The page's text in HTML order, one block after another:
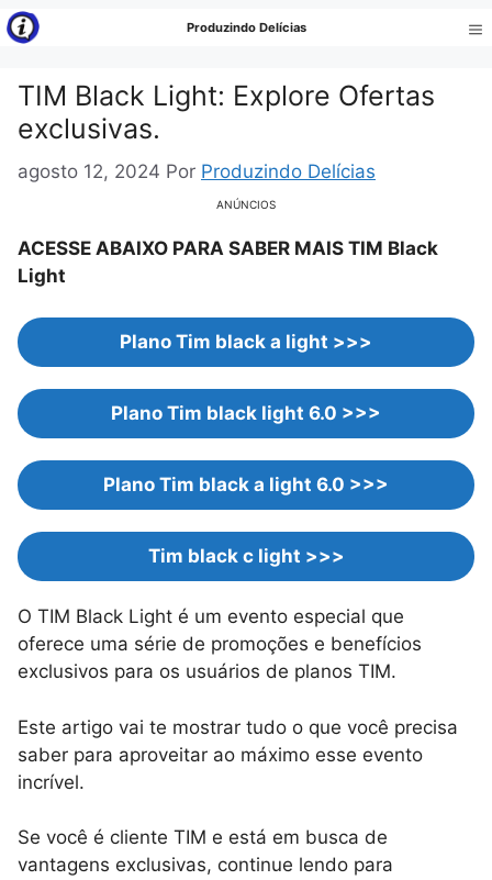
Pular
para
conteúdo
Produzindo Delícias
TIM Black Light: Explore Ofertas
exclusivas.
agosto 12, 2024 Por Produzindo Delícias
ANÚNCIOS
ACESSE ABAIXO PARA SABER MAIS TIM Black
Light
Plano Tim black a light >>>
Plano Tim black light 6.0 >>>
Plano Tim black a light 6.0 >>>
Tim black c light >>>
O TIM Black Light é um evento especial que
oferece uma série de promoções e benefícios
exclusivos para os usuários de planos TIM.
Este artigo vai te mostrar tudo o que você precisa
saber para aproveitar ao máximo esse evento
incrível.
Se você é cliente TIM e está em busca de
vantagens exclusivas, continue lendo para